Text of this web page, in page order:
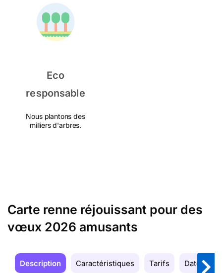
Eco
responsable
Nous plantons des
milliers d'arbres.
Carte renne réjouissant pour des
vœux 2026 amusants
Description Caractéristiques Tarifs Date de